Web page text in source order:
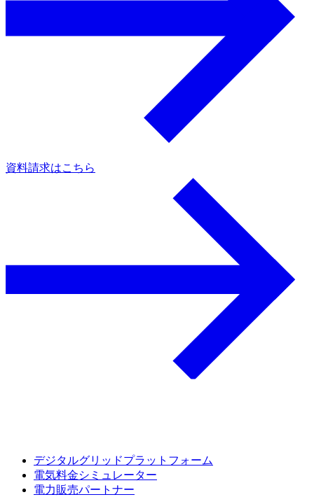
資料請求はこちら
デジタルグリッドプラットフォーム
電気料金シミュレーター
電力販売パートナー